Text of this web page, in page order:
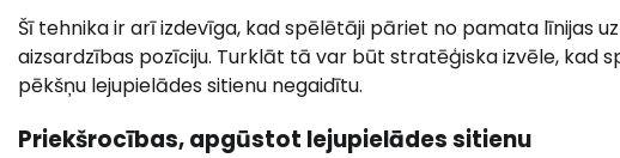
Šī tehnika ir arī izdevīga, kad spēlētāji pāriet no pamata līnijas
aizsardzības pozīciju. Turklāt tā var būt stratēģiska izvēle, kad
pēkšņu lejupielādes sitienu negaidītu.
Priekšrocības, apgūstot lejupielādes sitienu